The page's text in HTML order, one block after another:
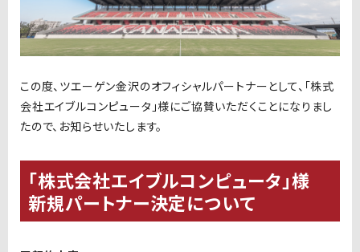
この度、ツエーゲン金沢のオフィシャルパートナーとして、「株式
会社エイブルコンピュータ」様にご協賛いただくことになりまし
たので、お知らせいたします。
「株式会社エイブルコンピュータ」様
新規パートナー決定について